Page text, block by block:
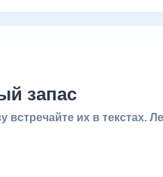
запас
встречайте их в текстах.